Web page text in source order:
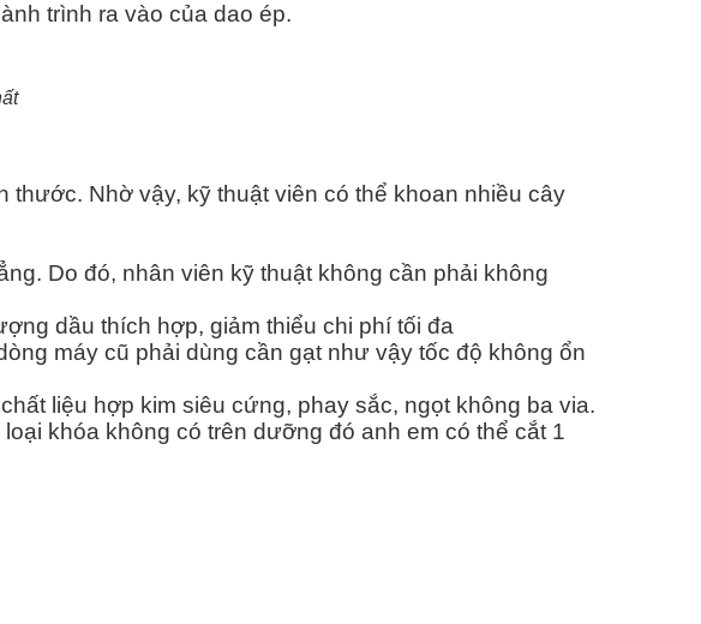
trình ra vào của dao ép.
Nhờ vậy, kỹ thuật viên có thể khoan nhiều cây
Do đó, nhân viên kỹ thuật không cần phải không
dầu thích hợp, giảm thiểu chi phí tối đa
máy cũ phải dùng cần gạt như vậy tốc độ không ổn
liệu hợp kim siêu cứng, phay sắc, ngọt không ba via.
khóa không có trên dưỡng đó anh em có thể cắt 1